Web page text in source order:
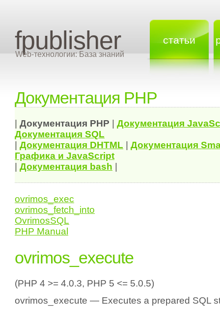
fpublisher
Web-технологии: База знаний
статьи
Документация PHP
Документация PHP Документация
Документация SQL
Документация DHTML
Документация
Графика и JavaScript
Документация bash
ovrimos_exec
ovrimos_fetch_into
OvrimosSQL
PHP Manual
ovrimos_execute
(PHP 4 >= 4.0.3, PHP 5 <= 5.0.5)
ovrimos_execute — Executes a prepared SQL